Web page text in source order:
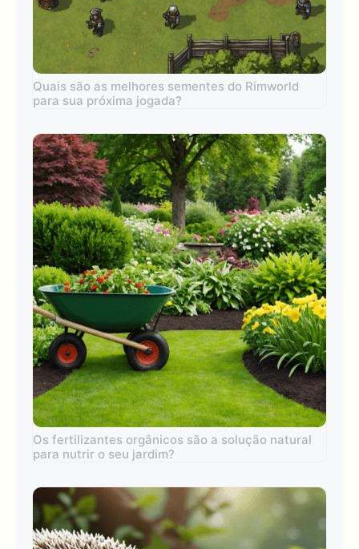
Quais são as melhores sementes do Rimworld
para sua próxima jogada?
Os fertilizantes orgânicos são a solução natural
para nutrir o seu jardim?